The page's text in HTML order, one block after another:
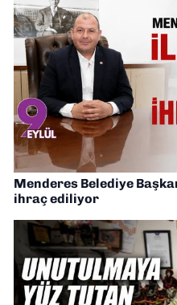
Menderes Belediye
ihraç ediliyor